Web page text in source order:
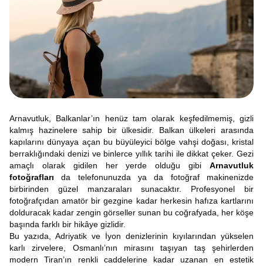
Arnavutluk, Balkanlar’ın henüz tam olarak keşfedilmemiş, gizli
kalmış hazinelere sahip bir ülkesidir. Balkan ülkeleri arasında
kapılarını dünyaya açan bu büyüleyici bölge vahşi doğası, kristal
berraklığındaki denizi ve binlerce yıllık tarihi ile dikkat çeker. Gezi
amaçlı olarak gidilen her yerde olduğu gibi Arnavutluk
fotoğrafları da telefonunuzda ya da fotoğraf makinenizde
birbirinden güzel manzaraları sunacaktır. Profesyonel bir
fotoğrafçıdan amatör bir gezgine kadar herkesin hafıza kartlarını
dolduracak kadar zengin görseller sunan bu coğrafyada, her köşe
başında farklı bir hikâye gizlidir.
Bu yazıda, Adriyatik ve İyon denizlerinin kıyılarından yükselen
karlı zirvelere, Osmanlı’nın mirasını taşıyan taş şehirlerden
modern Tiran’ın renkli caddelerine kadar uzanan en estetik